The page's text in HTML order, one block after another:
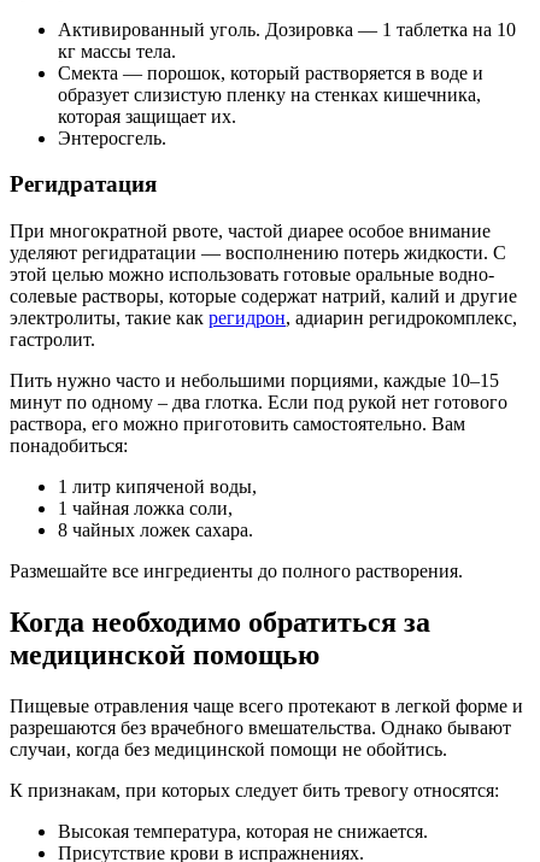
Активированный уголь. Дозировка — 1 таблетка на 10
кг массы тела.
Смекта — порошок, который растворяется в воде и
образует слизистую пленку на стенках кишечника,
которая защищает их.
Энтеросгель.
Регидратация
При многократной рвоте, частой диарее особое внимание
уделяют регидратации — восполнению потерь жидкости. С
этой целью можно использовать готовые оральные водно-
солевые растворы, которые содержат натрий, калий и другие
электролиты, такие как регидрон, адиарин регидрокомплекс,
гастролит.
Пить нужно часто и небольшими порциями, каждые 10–15
минут по одному – два глотка. Если под рукой нет готового
раствора, его можно приготовить самостоятельно. Вам
понадобиться:
1 литр кипяченой воды,
1 чайная ложка соли,
8 чайных ложек сахара.
Размешайте все ингредиенты до полного растворения.
Когда необходимо обратиться за
медицинской помощью
Пищевые отравления чаще всего протекают в легкой форме и
разрешаются без врачебного вмешательства. Однако бывают
случаи, когда без медицинской помощи не обойтись.
К признакам, при которых следует бить тревогу относятся:
Высокая температура, которая не снижается.
Присутствие крови в испражнениях.